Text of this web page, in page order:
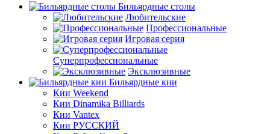
Бильярдные столы
Любительские
Профессиональные
Игровая серия
Суперпрофессиональные
Эксклюзивные
Бильярдные кии
Кии Weekend
Кии Dinamika Billiards
Кии Vantex
Кии РУССКИЙ